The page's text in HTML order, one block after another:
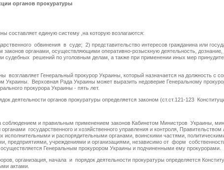
органов прокуратуры
составляет единую систему ,на которую возлагаются:
обвинения в суде; 2) представительство интересов гражданина или
законов органами, осуществляющими оперативно-розыскную деятельность,
судебных решений по уголовным делам, а также при применении иных мер
возглавляет Генеральный прокурор Украины, который назначается на должность с
Украины. Верховная Рада Украины может выразить недоверие Генеральному
прокурора Украины - пять лет.
деятельности органов прокуратуры определяется законом (ст.ст.121-123
соблюдением и правильным применением законов Кабинетом Министров Украины,
государственного и хозяйственного управления и контроля,
исполнительными и распорядительными органами, воинскими частями,
предприятиями, учреждениями и организациями, независимо от форм
Генеральным прокурором Украины и подчиненными ему прокурорами.
организация, начала и порядок деятельности прокуратуры определяется
актами.